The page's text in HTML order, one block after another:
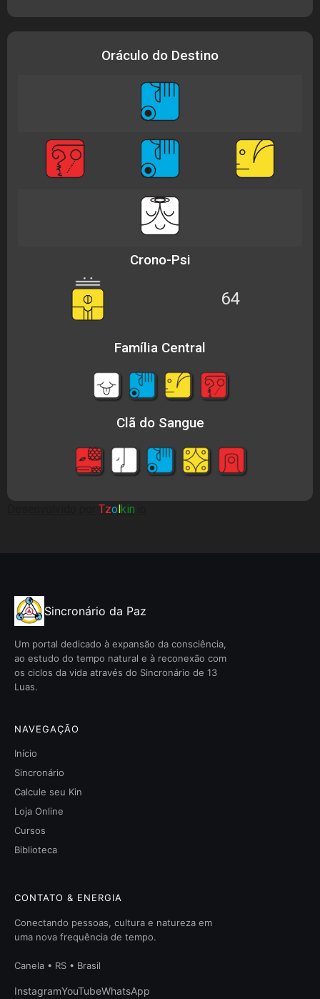
Oráculo do Destino
Crono-Psi
64
Família Central
Clã do Sangue
Tzo kin
Sincronário da Paz
Um portal dedicado à expansão da consciência,
ao estudo do tempo natural e à reconexão com
os ciclos da vida através do Sincronário de 13
Luas.
NAVEGAÇÃO
Início
Sincronário
Calcule seu Kin
Loja Online
Cursos
Biblioteca
CONTATO & ENERGIA
Conectando pessoas, cultura e natureza em
uma nova frequência de tempo.
Canela • RS • Brasil
InstagramYouTubeWhatsApp